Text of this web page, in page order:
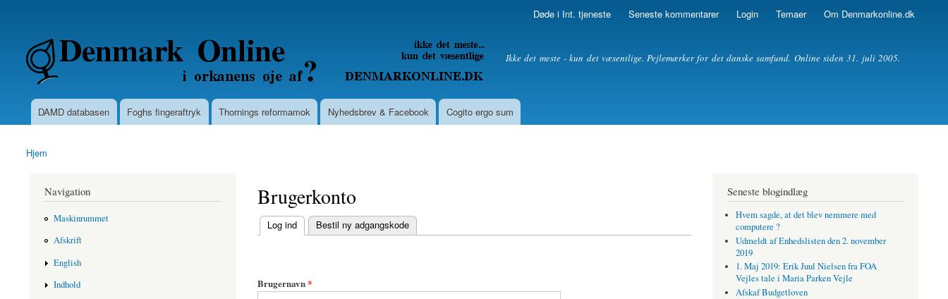
content
Døde i Int. tjeneste Seneste kommentarer Login Temaer Om Denmarkonline.dk
Denmarkonline.dk - blognyheder om politik Ikke det meste - kun det væsentlige. Pejlemærker for det danske samfund. Online siden 31. juli 2005.
Main menu
DAMD databasen Foghs fingeraftryk Thornings reformamok Nyhedsbrev & Facebook Cogito ergo sum
You are here
Hjem
Brugerkonto
Primary tabs
Log ind
(active tab) Bestil ny adgangskode
Brugernavn*
Navigation
Maskinrummet
Afskrift
English
Indhold
Seneste blogindlæg
Hvem sagde, at det blev nemmere med
computere ?
Udmeldt af Enhedslisten den 2. november
2019
1. Maj 2019: Erik Juul Nielsen fra FOA
Vejles tale i Maria Parken Vejle
Afskaf Budgetloven